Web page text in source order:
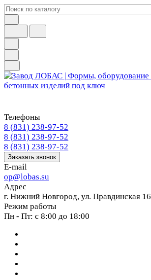
Телефоны
8 (831) 238-97-52
8 (831) 238-97-52
8 (831) 238-97-52
Заказать звонок
E-mail
op@lobas.su
Адрес
г. Нижний Новгород, ул. Правдинская 16
Режим работы
Пн - Пт: с 8:00 до 18:00